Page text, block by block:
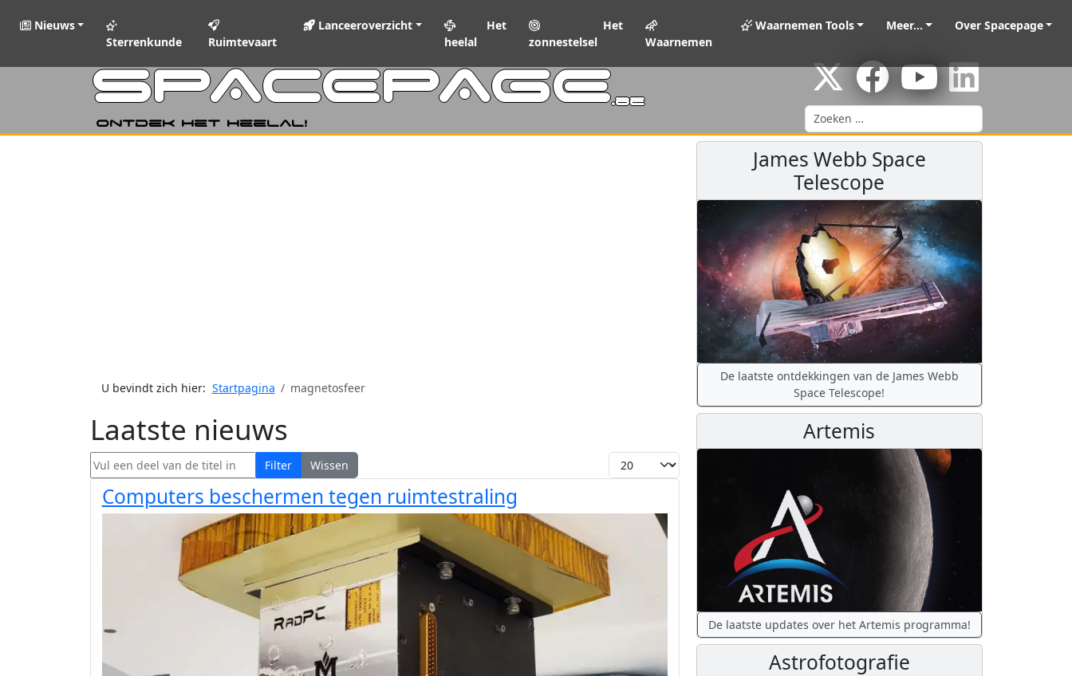
Nieuws
Sterrenkunde
Ruimtevaart
Lanceeroverzicht
Het
heelal
Het
zonnestelsel
Waarnemen
Waarnemen Tools Meer... Over Spacepage
SPACEPAGE.be
Ontdek het heelal!
Zoeken
U bevindt zich hier: Startpagina magnetosfeer
Laatste nieuws
Vul een deel van de titel in Filter Wissen Toon #
Computers beschermen tegen ruimtestraling
James Webb Space
Telescope
De laatste ontdekkingen van de James Webb
Space Telescope!
Artemis
De laatste updates over het Artemis programma!
Astrofotografie